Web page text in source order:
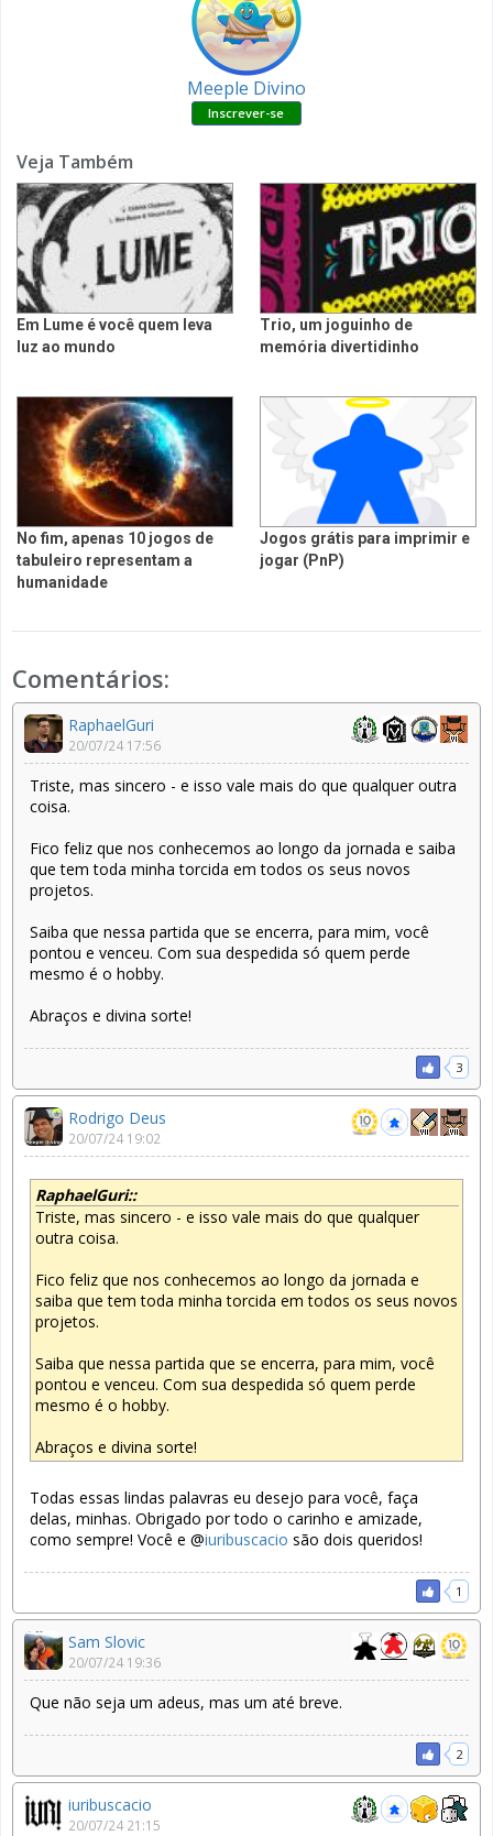
Meeple Divino
Veja Também
Em Lume é você quem leva
luz ao mundo
Trio, um joguinho de
memória divertidinho
No fim, apenas 10 jogos de
tabuleiro representam a
humanidade
Jogos grátis para imprimir e
jogar (PnP)
Comentários:
RaphaelGuri
20/07/24 17:56
Triste, mas sincero - e isso vale mais do que qualquer outra
coisa.
Fico feliz que nos conhecemos ao longo da jornada e saiba
que tem toda minha torcida em todos os seus novos
projetos.
Saiba que nessa partida que se encerra, para mim, você
pontou e venceu. Com sua despedida só quem perde
mesmo é o hobby.
Abraços e divina sorte!
3
Rodrigo Deus
20/07/24 19:02
RaphaelGuri::
Triste, mas sincero - e isso vale mais do que qualquer
outra coisa.
Fico feliz que nos conhecemos ao longo da jornada e
saiba que tem toda minha torcida em todos os seus novos
projetos.
Saiba que nessa partida que se encerra, para mim, você
pontou e venceu. Com sua despedida só quem perde
mesmo é o hobby.
Abraços e divina sorte!
Todas essas lindas palavras eu desejo para você, faça
delas, minhas. Obrigado por todo o carinho e amizade,
como sempre! Você e @iuribuscacio são dois queridos!
1
Sam Slovic
20/07/24 19:36
Que não seja um adeus, mas um até breve.
2
iuribuscacio
20/07/24 21:15